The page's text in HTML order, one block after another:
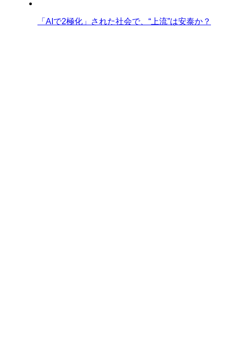
「AIで2極化」された社会で、“上流”は安泰か？